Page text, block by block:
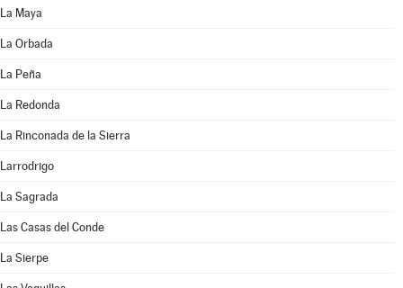
La Maya
La Orbada
La Peña
La Redonda
La Rinconada de la Sierra
Larrodrigo
La Sagrada
Las Casas del Conde
La Sierpe